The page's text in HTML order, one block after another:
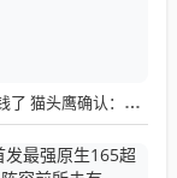
至少能省点钱了 猫头鹰确认：现有LGA 1851散热器全面支持LGA 1954！